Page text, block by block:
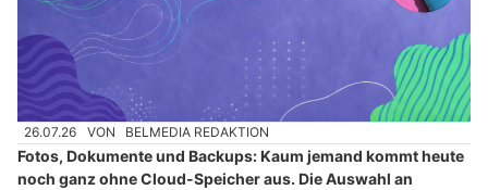
26.07.26 VON BELMEDIA REDAKTION
Fotos, Dokumente und Backups: Kaum jemand kommt heute
noch ganz ohne Cloud-Speicher aus. Die Auswahl an